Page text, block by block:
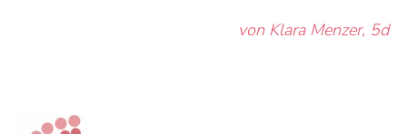
von Klara Menzer, 5d